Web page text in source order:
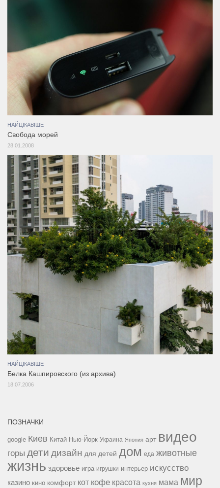
НАЙЦІКАВІШЕ
Свобода морей
28.01.2008
НАЙЦІКАВІШЕ
Белка Кашпировского (из архива)
18.07.2006
ПОЗНАЧКИ
google Киев Китай Нью-Йорк Украина Япония арт видео
горы дети дизайн для детей дом еда животные
жизнь здоровье игра игрушки интерьер искусство
казино кино комфорт кот кофе красота кухня мама мир